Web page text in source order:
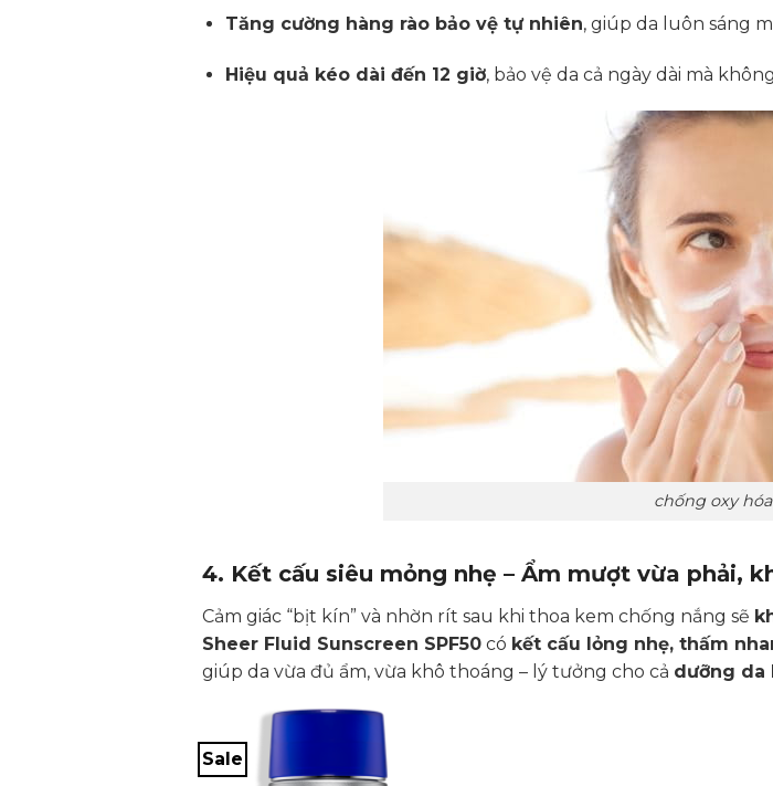
Tăng cường hàng rào bảo vệ tự nhiên, giúp da luôn sáng
Hiệu quả kéo dài đến 12 giờ, bảo vệ da cả ngày dài mà
chống oxy hóa
4. Kết cấu siêu mỏng nhẹ – Ẩm mượt vừa phải,
Cảm giác “bịt kín” và nhờn rít sau khi thoa kem chống nắng sẽ
Sheer Fluid Sunscreen SPF50có kết cấu lỏng nhẹ, thấm
giúp da vừa đủ ẩm, vừa khô thoáng – lý tưởng cho cả dưỡng da
Sale